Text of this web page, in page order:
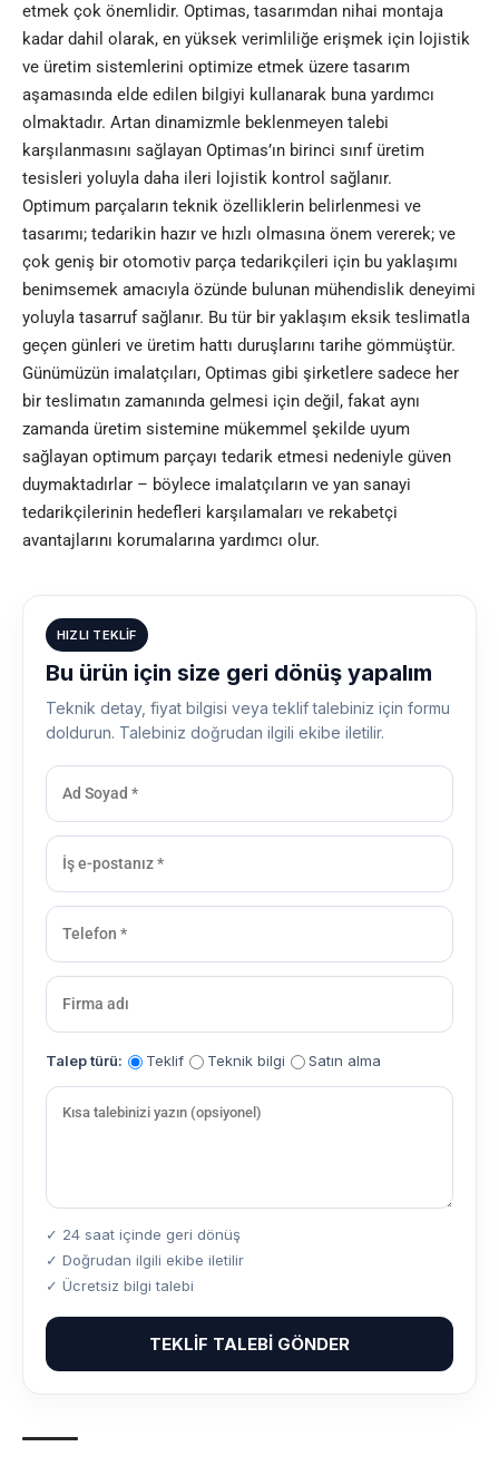
etmek çok önemlidir. Optimas, tasarımdan nihai montaja
kadar dahil olarak, en yüksek verimliliğe erişmek için lojistik
ve üretim sistemlerini optimize etmek üzere tasarım
aşamasında elde edilen bilgiyi kullanarak buna yardımcı
olmaktadır. Artan dinamizmle beklenmeyen talebi
karşılanmasını sağlayan Optimas’ın birinci sınıf üretim
tesisleri yoluyla daha ileri lojistik kontrol sağlanır.
Optimum parçaların teknik özelliklerin belirlenmesi ve
tasarımı; tedarikin hazır ve hızlı olmasına önem vererek; ve
çok geniş bir otomotiv parça tedarikçileri için bu yaklaşımı
benimsemek amacıyla özünde bulunan mühendislik deneyimi
yoluyla tasarruf sağlanır. Bu tür bir yaklaşım eksik teslimatla
geçen günleri ve üretim hattı duruşlarını tarihe gömmüştür.
Günümüzün imalatçıları, Optimas gibi şirketlere sadece her
bir teslimatın zamanında gelmesi için değil, fakat aynı
zamanda üretim sistemine mükemmel şekilde uyum
sağlayan optimum parçayı tedarik etmesi nedeniyle güven
duymaktadırlar – böylece imalatçıların ve yan sanayi
tedarikçilerinin hedefleri karşılamaları ve rekabetçi
avantajlarını korumalarına yardımcı olur.
HIZLI TEKLIF
Bu ürün için size geri dönüş yapalım
Teknik detay, fiyat bilgisi veya teklif talebiniz için formu
doldurun. Talebiniz doğrudan ilgili ekibe iletilir.
Talep türü: Teklif Teknik bilgi Satın alma
✓ 24 saat içinde geri dönüş
✓ Doğrudan ilgili ekibe iletilir
✓ Ücretsiz bilgi talebi
TEKLIF TALEBI GÖNDER